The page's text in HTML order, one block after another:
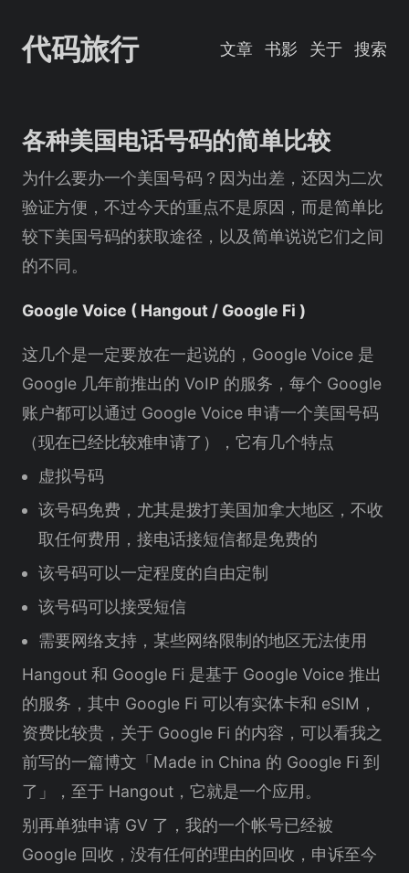
代码旅行 文章 书影 关于 搜索
各种美国电话号码的简单比较
为什么要办一个美国号码？因为出差，还因为二次
验证方便，不过今天的重点不是原因，而是简单比
较下美国号码的获取途径，以及简单说说它们之间
的不同。
Google Voice ( Hangout / Google Fi )
这几个是一定要放在一起说的，Google Voice 是
Google 几年前推出的 VoIP 的服务，每个 Google
账户都可以通过 Google Voice 申请一个美国号码
（现在已经比较难申请了），它有几个特点
虚拟号码
该号码免费，尤其是拨打美国加拿大地区，不收
取任何费用，接电话接短信都是免费的
该号码可以一定程度的自由定制
该号码可以接受短信
需要网络支持，某些网络限制的地区无法使用
Hangout 和 Google Fi 是基于 Google Voice 推出
的服务，其中 Google Fi 可以有实体卡和 eSIM，
资费比较贵，关于 Google Fi 的内容，可以看我之
前写的一篇博文「Made in China 的 Google Fi 到
了」，至于 Hangout，它就是一个应用。
别再单独申请 GV 了，我的一个帐号已经被
Google 回收，没有任何的理由的回收，申诉至今